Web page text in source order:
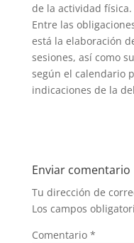
de la actividad física.
Entre las
está la elaboración
sesiones, así como
según el calendario
indicaciones de la
Enviar comentario
Tu dirección de
Los campos
Comentario *